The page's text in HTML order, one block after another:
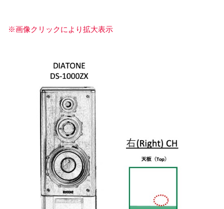
※画像クリックにより拡大表示